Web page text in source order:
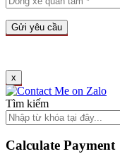
x
Tìm kiếm
Calculate Payment